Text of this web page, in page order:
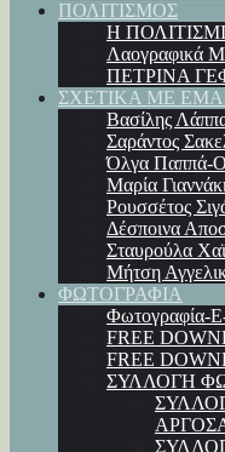
ΠΟΛΙΤΙΣΜΟΣ
Η
Λαογραφικά
ΠΕΤΡΙΝΑ
ΣΧΕΤΙΚΑ ΜΕ
Βασίλης
Σαράντος
Όλγα Παππά-
Μαρία
Ρουσσέτος
Δέσποινα
Σταυρούλα
Μήτση
ΦΩΤΟΓΡΑΦΙΑ
Φωτογραφία-
FREE
FREE
ΣΥΛΛΟΓΗ